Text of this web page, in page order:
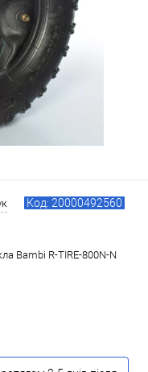
Код: 20000492560
Bambi R-TIRE-800N-N